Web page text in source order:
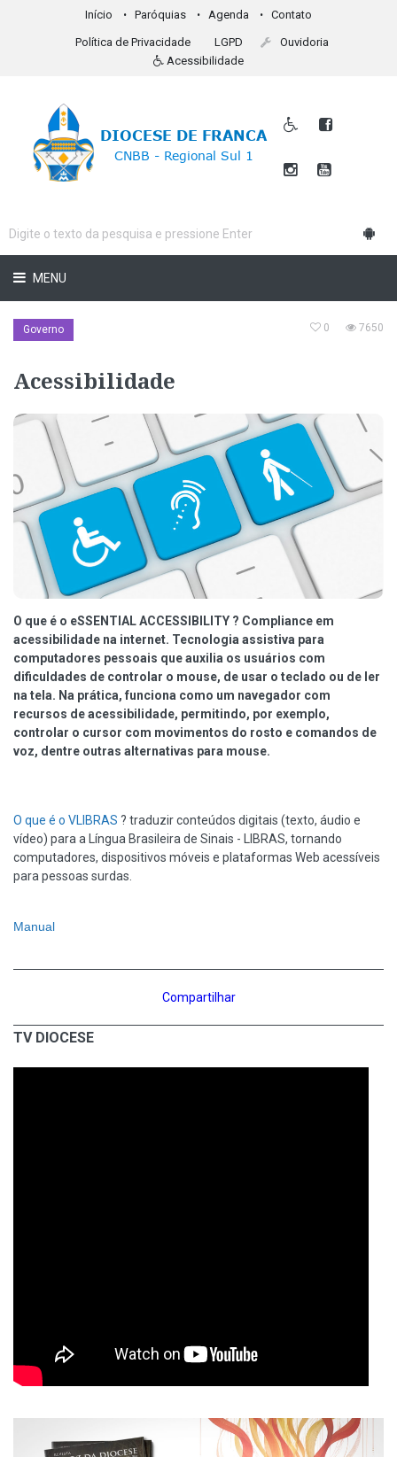
Início Paróquias Agenda Contato
Política de Privacidade LGPD
Ouvidoria
Acessibilidade
MENU
Governo 0 7650
Acessibilidade
O que é o eSSENTIAL ACCESSIBILITY ? Compliance em
acessibilidade na internet. Tecnologia assistiva para
computadores pessoais que auxilia os usuários com
dificuldades de controlar o mouse, de usar o teclado ou de ler
na tela. Na prática, funciona como um navegador com
recursos de acessibilidade, permitindo, por exemplo,
controlar o cursor com movimentos do rosto e comandos de
voz, dentre outras alternativas para mouse.
O que é o VLIBRAS ? traduzir conteúdos digitais (texto, áudio e
vídeo) para a Língua Brasileira de Sinais - LIBRAS, tornando
computadores, dispositivos móveis e plataformas Web acessíveis
para pessoas surdas.
Manual
Compartilhar
TV DIOCESE